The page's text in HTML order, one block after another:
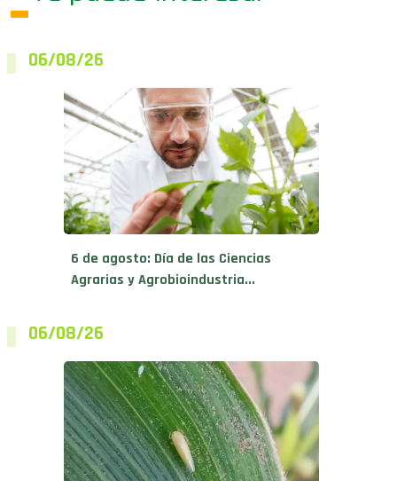
06/08/26
6 de agosto: Día de las Ciencias
Agrarias y Agrobioindustria...
06/08/26